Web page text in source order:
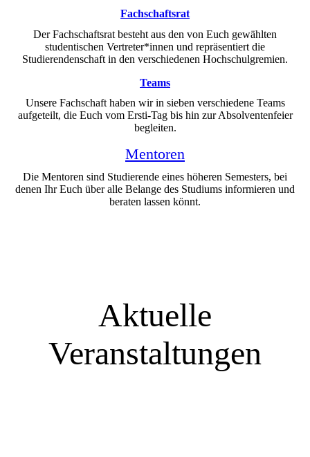
Fachschaftsrat
Der Fachschaftsrat besteht aus den von Euch gewählten
studentischen Vertreter*innen und repräsentiert die
Studierendenschaft in den verschiedenen Hochschulgremien.
Teams
Unsere Fachschaft haben wir in sieben verschiedene Teams
aufgeteilt, die Euch vom Ersti-Tag bis hin zur Absolventenfeier
begleiten.
Mentoren
Die Mentoren sind Studierende eines höheren Semesters, bei
denen Ihr Euch über alle Belange des Studiums informieren und
beraten lassen könnt.
Aktuelle
Veranstaltungen